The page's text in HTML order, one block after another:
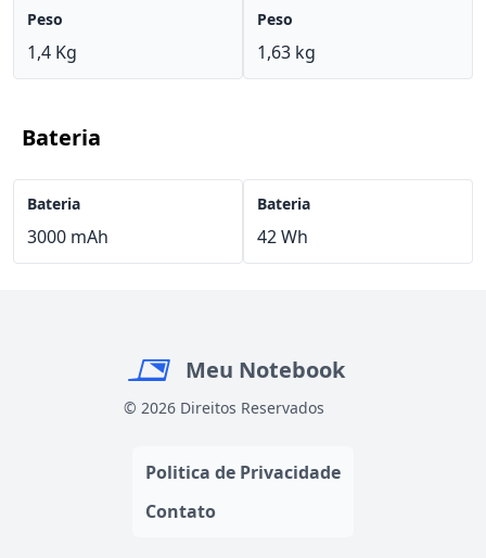
Peso
1,4 Kg
Peso
1,63 kg
Bateria
Bateria
3000 mAh
Bateria
42 Wh
Meu Notebook
© 2026 Direitos Reservados
Politica de Privacidade
Contato